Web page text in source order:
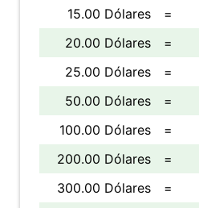
15.00 Dólares
=
20.00 Dólares
=
25.00 Dólares
=
50.00 Dólares
=
100.00 Dólares
=
200.00 Dólares
=
300.00 Dólares
=